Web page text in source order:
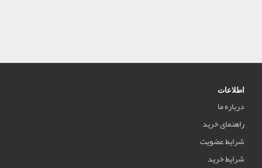
اطلاعات
درباره ما
راهنمای خرید
شرایط عضویت
شرایط خرید